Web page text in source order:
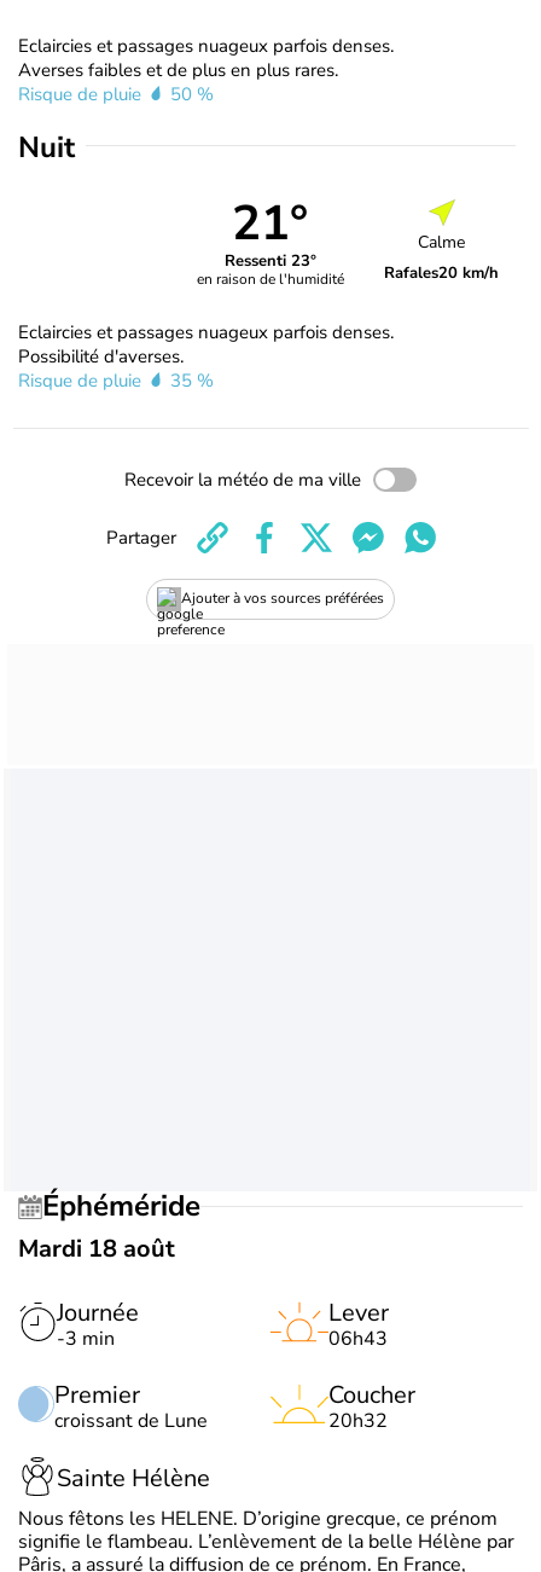
Eclaircies et passages nuageux parfois denses.
Averses faibles et de plus en plus rares.
Risque de pluie
50 %
Nuit
21°
Ressenti 23°
en raison de l'humidité
Calme
Rafales20 km/h
Eclaircies et passages nuageux parfois denses.
Possibilité d'averses.
Risque de pluie
35 %
Recevoir la météo de ma ville
Ajouter à vos sources préférées
Partager
Éphéméride
Mardi 18 août
Journée
-3 min
Premier
croissant de Lune
Lever
06h43
Coucher
20h32
Sainte Hélène
Nous fêtons les HELENE. D’origine grecque, ce prénom
signifie le flambeau. L’enlèvement de la belle Hélène par
Pâris, a assuré la diffusion de ce prénom. En France,